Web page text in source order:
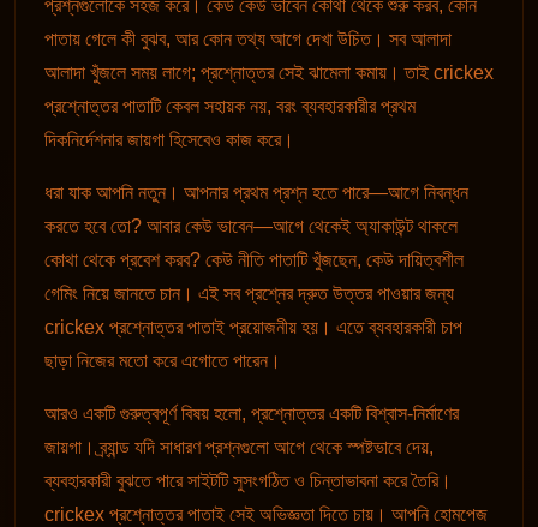
প্রশ্নগুলোকে সহজ করে। কেউ কেউ ভাবেন কোথা থেকে শুরু করব, কোন
পাতায় গেলে কী বুঝব, আর কোন তথ্য আগে দেখা উচিত। সব আলাদা
আলাদা খুঁজলে সময় লাগে; প্রশ্নোত্তর সেই ঝামেলা কমায়। তাই crickex
প্রশ্নোত্তর পাতাটি কেবল সহায়ক নয়, বরং ব্যবহারকারীর প্রথম
দিকনির্দেশনার জায়গা হিসেবেও কাজ করে।
ধরা যাক আপনি নতুন। আপনার প্রথম প্রশ্ন হতে পারে—আগে নিবন্ধন
করতে হবে তো? আবার কেউ ভাবেন—আগে থেকেই অ্যাকাউন্ট থাকলে
কোথা থেকে প্রবেশ করব? কেউ নীতি পাতাটি খুঁজছেন, কেউ দায়িত্বশীল
গেমিং নিয়ে জানতে চান। এই সব প্রশ্নের দ্রুত উত্তর পাওয়ার জন্য
crickex প্রশ্নোত্তর পাতাই প্রয়োজনীয় হয়। এতে ব্যবহারকারী চাপ
ছাড়া নিজের মতো করে এগোতে পারেন।
আরও একটি গুরুত্বপূর্ণ বিষয় হলো, প্রশ্নোত্তর একটি বিশ্বাস-নির্মাণের
জায়গা। ব্র্যান্ড যদি সাধারণ প্রশ্নগুলো আগে থেকে স্পষ্টভাবে দেয়,
ব্যবহারকারী বুঝতে পারে সাইটটি সুসংগঠিত ও চিন্তাভাবনা করে তৈরি।
crickex প্রশ্নোত্তর পাতাই সেই অভিজ্ঞতা দিতে চায়। আপনি হোমপেজ